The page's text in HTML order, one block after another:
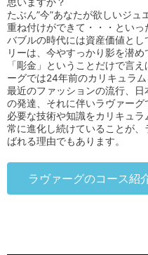
思いますか？
たぶん”今”あなたが欲しいジュ
重ね付けができて・・・とい
バブルの時代には資産価値と
リーは、今やすっかり影を潜め
「彫金」ということだけで言
ーグでは24年前のカリキュラ
最近のファッションの流行、
の発達、それに伴いラヴァー
必要な技術や知識をカリキュラ
常に進化し続けていることが
ばれる理由でもあります。
ラヴァーグのコース紹